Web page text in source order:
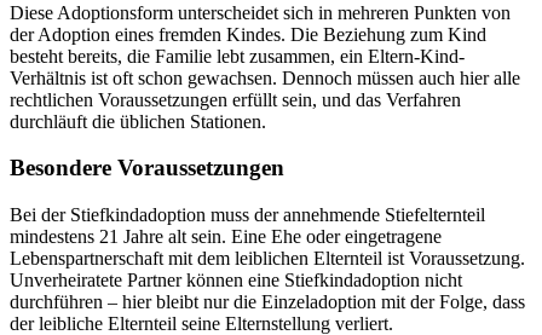
Diese Adoptionsform unterscheidet sich in mehreren Punkten von
der Adoption eines fremden Kindes. Die Beziehung zum Kind
besteht bereits, die Familie lebt zusammen, ein Eltern-Kind-
Verhältnis ist oft schon gewachsen. Dennoch müssen auch hier alle
rechtlichen Voraussetzungen erfüllt sein, und das Verfahren
durchläuft die üblichen Stationen.
Besondere Voraussetzungen
Bei der Stiefkindadoption muss der annehmende Stiefelternteil
mindestens 21 Jahre alt sein. Eine Ehe oder eingetragene
Lebenspartnerschaft mit dem leiblichen Elternteil ist Voraussetzung.
Unverheiratete Partner können eine Stiefkindadoption nicht
durchführen – hier bleibt nur die Einzeladoption mit der Folge, dass
der leibliche Elternteil seine Elternstellung verliert.